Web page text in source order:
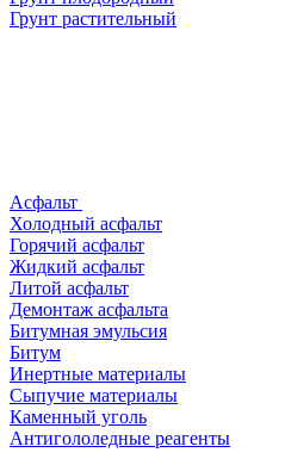
Грунт растительный
Асфальт
Холодный асфальт
Горячий асфальт
Жидкий асфальт
Литой асфальт
Демонтаж асфальта
Битумная эмульсия
Битум
Инертные материалы
Сыпучие материалы
Каменный уголь
Антигололедные реагенты